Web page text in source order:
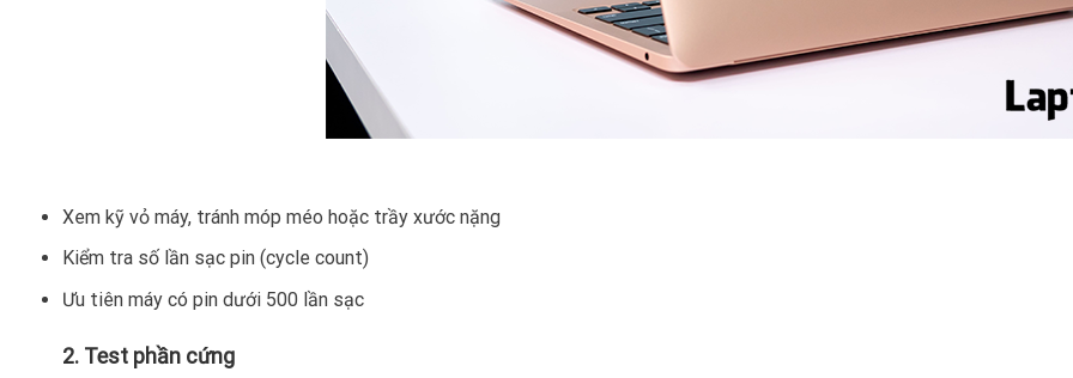
Xem kỹ vỏ máy, tránh móp méo hoặc trầy xước nặng
Kiểm tra số lần sạc pin (cycle count)
Ưu tiên máy có pin dưới 500 lần sạc
2. Test phần cứng